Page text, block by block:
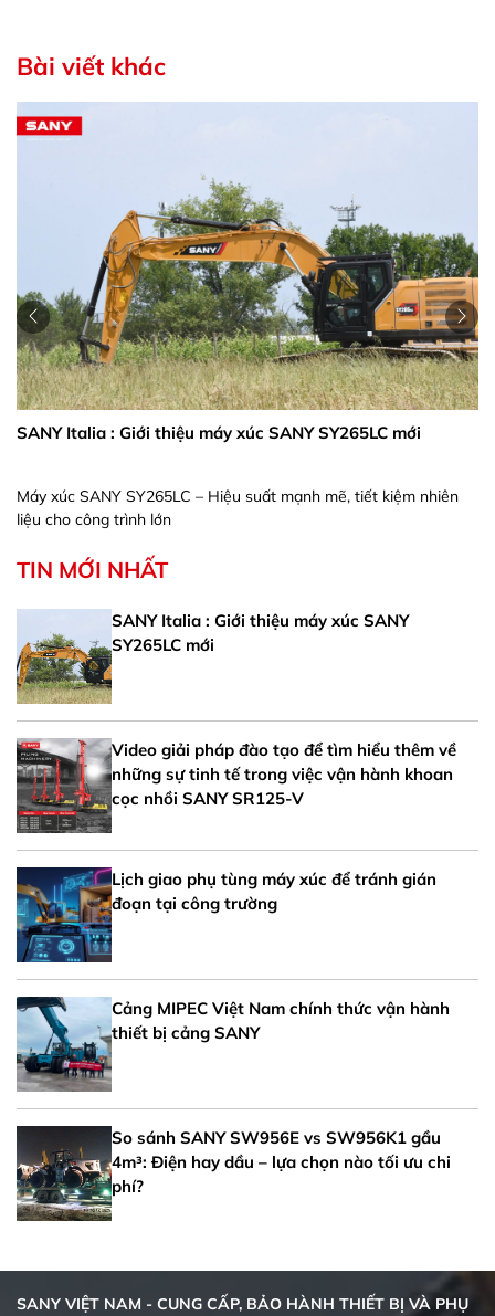
Bài viết khác
SANY Italia : Giới thiệu máy xúc SANY SY265LC mới
Máy xúc SANY SY265LC – Hiệu suất mạnh mẽ, tiết kiệm nhiên
liệu cho công trình lớn
TIN MỚI NHẤT
SANY Italia : Giới thiệu máy xúc SANY
SY265LC mới
Video giải pháp đào tạo để tìm hiểu thêm về
những sự tinh tế trong việc vận hành khoan
cọc nhồi SANY SR125-V
Lịch giao phụ tùng máy xúc để tránh gián
đoạn tại công trường
Cảng MIPEC Việt Nam chính thức vận hành
thiết bị cảng SANY
So sánh SANY SW956E vs SW956K1 gầu
4m³: Điện hay dầu – lựa chọn nào tối ưu chi
phí?
SANY VIỆT NAM - CUNG CẤP, BẢO HÀNH THIẾT BỊ VÀ PHỤ